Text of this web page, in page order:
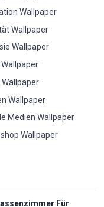
Wallpaper
Wallpaper
Wallpaper
Wallpaper
Wallpaper
Wallpaper
Medien Wallpaper
Wallpaper
Für